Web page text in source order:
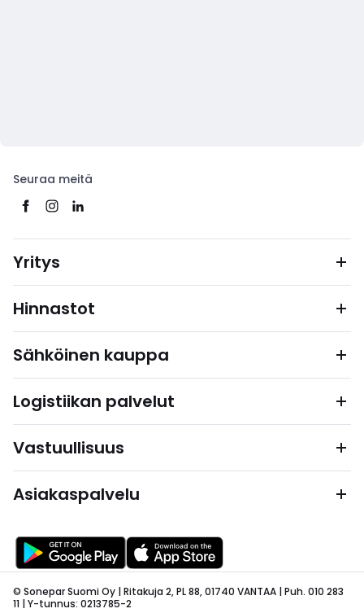
Seuraa meitä
Yritys
Hinnastot
Sähköinen kauppa
Logistiikan palvelut
Vastuullisuus
Asiakaspalvelu
© Sonepar Suomi Oy | Ritakuja 2, PL 88, 01740 VANTAA | Puh. 010 283
11 | Y-tunnus: 0213785-2